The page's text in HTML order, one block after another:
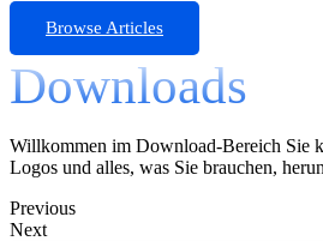
Browse Articles
Downloads
Willkommen im Download-Bereich Sie
Logos und alles, was Sie brauchen,
Previous
Next